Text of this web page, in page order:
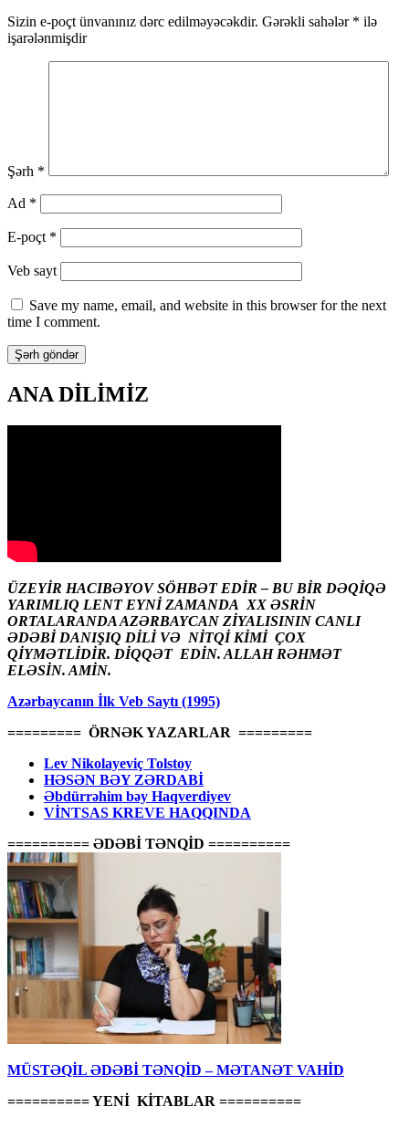
Sizin e-poçt ünvanınız dərc edilməyəcəkdir. Gərəkli sahələr * ilə
işarələnmişdir
Şərh *
Ad *
E-poçt *
Veb sayt
Save my name, email, and website in this browser for the next
time I comment.
ANA DİLİMİZ
ÜZEYİR HACIBƏYOV SÖHBƏT EDİR – BU BİR DƏQİQƏ
YARIMLIQ LENT EYNİ ZAMANDA XX ƏSRİN
ORTALARANDA AZƏRBAYCAN ZİYALISININ CANLI
ƏDƏBİ DANIŞIQ DİLİ VƏ NİTQİ KİMİ ÇOX
QİYMƏTLİDİR. DİQQƏT EDİN. ALLAH RƏHMƏT
ELƏSİN. AMİN.
Azərbaycanın İlk Veb Saytı (1995)
========= ÖRNƏK YAZARLAR =========
Lev Nikolayeviç Tolstoy
HƏSƏN BƏY ZƏRDABİ
Əbdürrəhim bəy Haqverdiyev
VİNTSAS KREVE HAQQINDA
========== ƏDƏBİ TƏNQİD ==========
MÜSTƏQİL ƏDƏBİ TƏNQİD – MƏTANƏT VAHİD
========== YENİ KİTABLAR ==========